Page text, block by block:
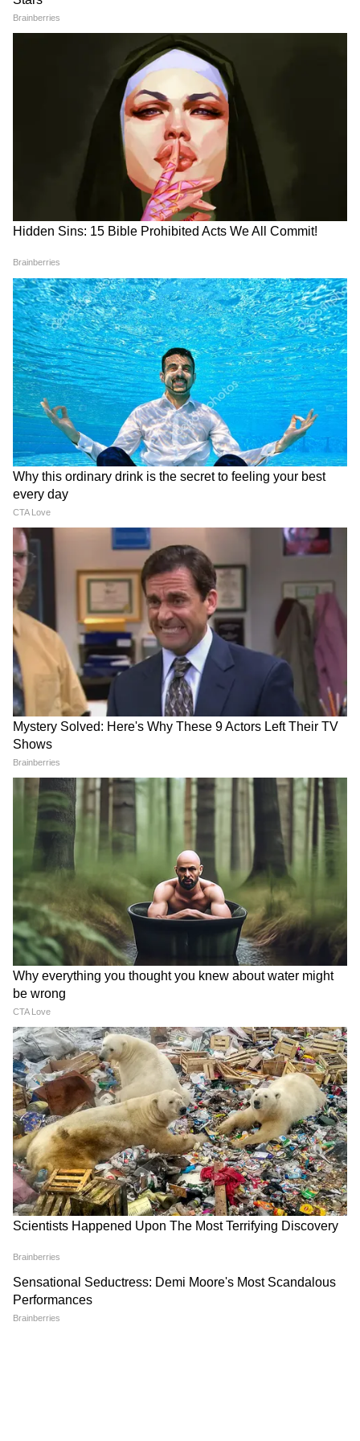
Green Lac Bangle Design:
बिहारी महिलाओं को सुहाग की
सौगात, चुनें ग्रीन लाख बैंगल की ट्रेंडी
एक चंपा की टहनी से तैयार करें नया
पौधा, जानें कटिंग से उगाने का सही
तरीका
Modi in IIT Delhi: '1 लाख करोड़..अंग्रेजी में
बोलूं', देश के युवाओं को Modi ने दिया बहुत बड़ा
टास्क
देर रात Rishabh Pant की इस शिकायत पर
CM Pushkar Dhami की पहली प्रतिक्रिया